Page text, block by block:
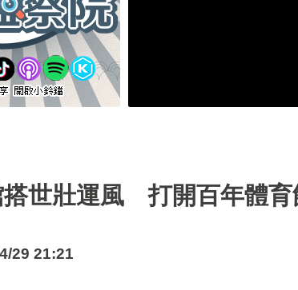
搭世壯運風 打開百年體育
29 21:21